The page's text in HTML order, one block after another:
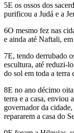
5E os ossos dos
purificou a Judá e a
6O mesmo fez nas
e ainda até Naftali,
7E, tendo derrubado
escultura, até reduzi-
do sol em toda a terra
8E no ano décimo
terra e a casa, enviou
governador da
repararem a casa do